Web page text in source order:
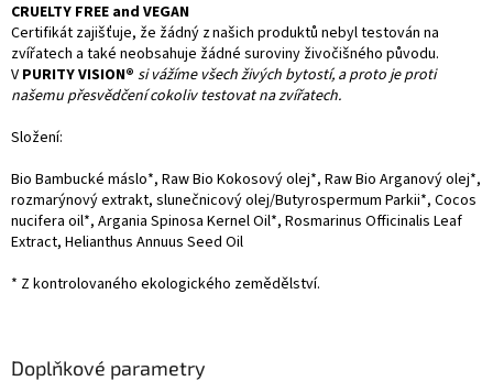
CRUELTY FREE and VEGAN
Certifikát zajišťuje, že žádný z našich produktů nebyl testován na
zvířatech a také neobsahuje žádné suroviny živočišného původu.
V PURITY VISION® si vážíme všech živých bytostí, a proto je proti
našemu přesvědčení cokoliv testovat na zvířatech.
Složení:
Bio Bambucké máslo*, Raw Bio Kokosový olej*, Raw Bio Arganový olej*,
rozmarýnový extrakt, slunečnicový olej/Butyrospermum Parkii*, Cocos
nucifera oil*, Argania Spinosa Kernel Oil*, Rosmarinus Officinalis Leaf
Extract, Helianthus Annuus Seed Oil
* Z kontrolovaného ekologického zemědělství.
Doplňkové parametry